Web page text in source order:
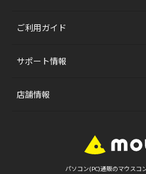
ご利用ガイド
サポート情報
店舗情報
パソコン(PC)通販のマウスコ